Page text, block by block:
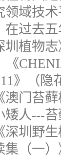
领域技
在过去
圳植物
《
》（
澳门苔
矮人---
深圳野
集（一